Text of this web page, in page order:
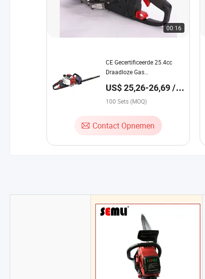
00:16
CE Gecertificeerde 25.4cc
Draadloze Gas
Professionals
US$ 25,26-26,69 /
Set
100 Sets (MOQ)
Contact Opnemen